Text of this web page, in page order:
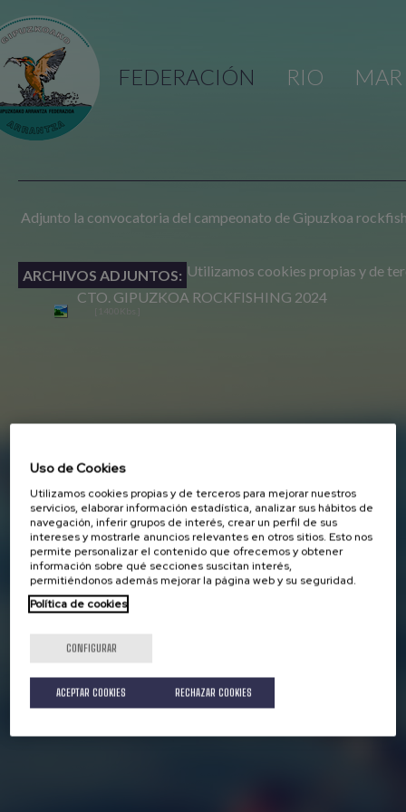
FEDERACIÓN RIO MAR
Adjunto la convocatoria del campeonato de Gipuzkoa
ARCHIVOS ADJUNTOS:
CTO. GIPUZKOA ROCKFISHING 2024
Utilizamos cookies propias y de
Uso de Cookies
Utilizamos cookies propias y de terceros para mejorar nuestros
servicios, elaborar información estadística, analizar sus hábitos de
navegación, inferir grupos de interés, crear un perfil de sus
intereses y mostrarle anuncios relevantes en otros sitios. Esto nos
permite personalizar el contenido que ofrecemos y obtener
información sobre qué secciones suscitan interés,
permitiéndonos además mejorar la página web y su seguridad.
Política de cookies
CONFIGURAR
RECHAZAR COOKIES
ACEPTAR COOKIES